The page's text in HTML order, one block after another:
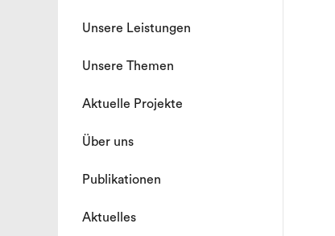
Unsere Leistungen
Unsere Themen
Aktuelle Projekte
Über uns
Publikationen
Aktuelles